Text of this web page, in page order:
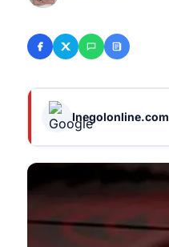
Inegolonline.com